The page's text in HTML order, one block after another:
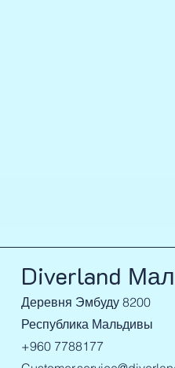
Diverland
Деревня Эмбуду 8200
Республика Мальдивы
+960 7788177